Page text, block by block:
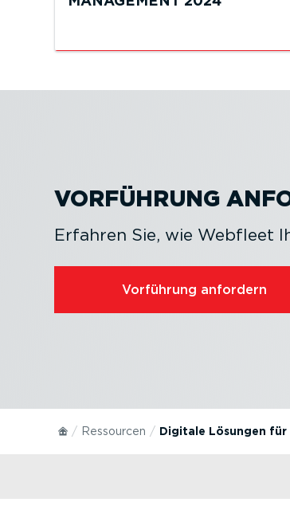
VORFÜHRUNG
Erfahren Sie, wie Webfleet
Vorführung anfordern
Ressourcen Digitale Lösungen